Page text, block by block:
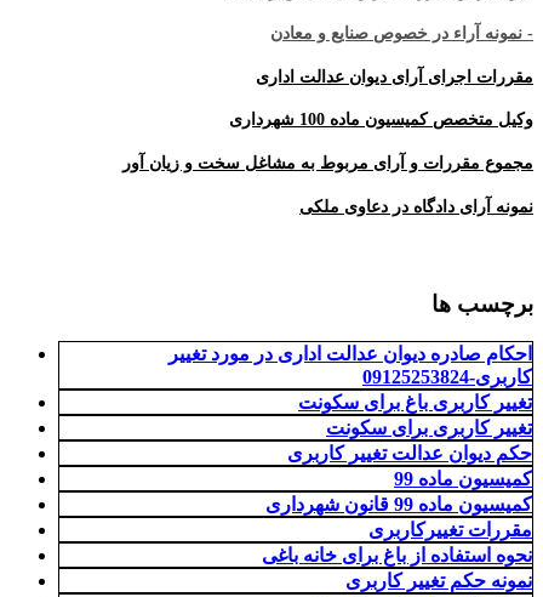
- نمونه آراء در خصوص صنایع و معادن
مقررات اجرای آرای دیوان عدالت اداری
وکیل متخصص کمیسیون ماده 100 شهرداری
مجموع مقررات و آرای مربوط به مشاغل سخت و زیان آور
نمونه آرای دادگاه در دعاوی ملکی
برچسب ها
احکام صادره دیوان عدالت اداری در مورد تغییر
کاربری-09125253824
تغییر کاربری باغ برای سکونت
تغییر کاربری برای سکونت
حکم دیوان عدالت تغییر کاربری
کمیسیون ماده 99
کمیسیون ماده 99 قانون شهرداری
مقررات تغییرکاربری
نحوه استفاده از باغ برای خانه باغی
نمونه حکم تغییر کاربری